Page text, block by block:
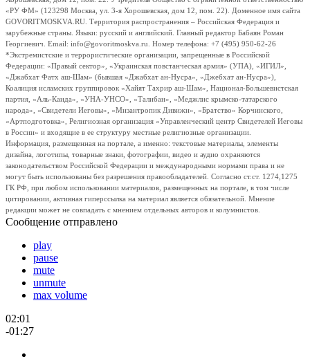
«РУ ФМ» (123298 Москва, ул. 3-я Хорошевская, дом 12, пом. 22). Доменное имя сайта
GOVORITMOSKVA.RU. Территория распространения – Российская Федерация и
зарубежные страны. Языки: русский и английский. Главный редактор Бабаян Роман
Георгиевич. Email: info@govoritmoskva.ru. Номер телефона: +7 (495) 950-62-26
*Экстремистские и террористические организации, запрещенные в Российской
Федерации: «Правый сектор», «Украинская повстанческая армия» (УПА), «ИГИЛ»,
«Джабхат Фатх аш-Шам» (бывшая «Джабхат ан-Нусра», «Джебхат ан-Нусра»),
Коалиция исламских группировок «Хайят Тахрир аш-Шам», Национал-Большевистская
партия, «Аль-Каида», «УНА-УНСО», «Талибан», «Меджлис крымско-татарского
народа», «Свидетели Иеговы», «Мизантропик Дивижн», «Братство» Корчинского,
«Артподготовка», Религиозная организация «Управленческий центр Свидетелей Иеговы
в России» и входящие в ее структуру местные религиозные организации.
Информация, размещенная на портале, а именно: текстовые материалы, элементы
дизайна, логотипы, товарные знаки, фотографии, видео и аудио охраняются
законодательством Российской Федерации и международными нормами права и не
могут быть использованы без разрешения правообладателей. Согласно ст.ст. 1274,1275
ГК РФ, при любом использовании материалов, размещенных на портале, в том числе
цитировании, активная гиперссылка на материал является обязательной. Мнение
редакции может не совпадать с мнением отдельных авторов и колумнистов.
Сообщение отправлено
play
pause
mute
unmute
max volume
02:01
-01:27